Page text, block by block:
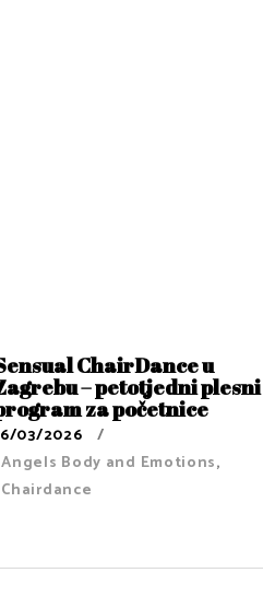
ChairDance u
– petotjedni plesni
za početnice
03/2026
Angels Body and Emotions,
Chairdance